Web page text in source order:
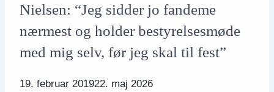
Nielsen: “Jeg sidder jo fandeme
nærmest og holder bestyrelsesmøde
med mig selv, før jeg skal til fest”
19. februar 201922. maj 2026